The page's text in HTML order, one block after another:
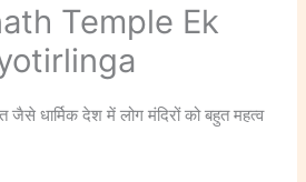
Temple Ek
धार्मिक देश में लोग मंदिरों को बहुत महत्व